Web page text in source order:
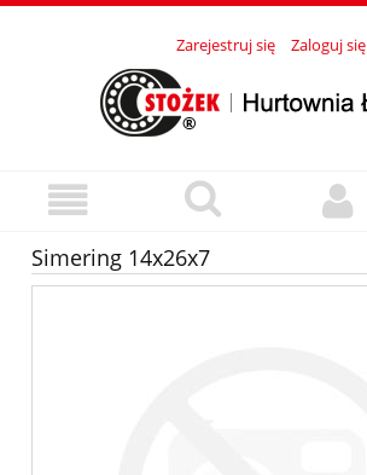
Zarejestruj się Zaloguj się
Simering 14x26x7